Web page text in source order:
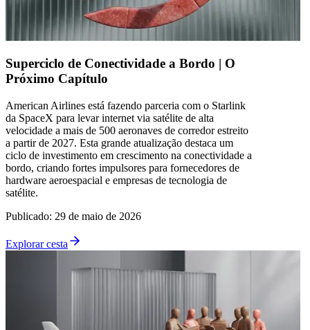
Superciclo de Conectividade a Bordo | O
Próximo Capítulo
American Airlines está fazendo parceria com o Starlink
da SpaceX para levar internet via satélite de alta
velocidade a mais de 500 aeronaves de corredor estreito
a partir de 2027. Esta grande atualização destaca um
ciclo de investimento em crescimento na conectividade a
bordo, criando fortes impulsores para fornecedores de
hardware aeroespacial e empresas de tecnologia de
satélite.
Publicado: 29 de maio de 2026
Explorar cesta